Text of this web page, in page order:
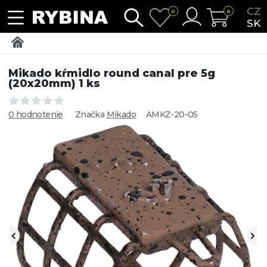
CZ
SK
0 0
Mikado kŕmidlo round canal pre 5g
(20x20mm) 1 ks
0 hodnotenie Značka Mikado AMKZ-20-05